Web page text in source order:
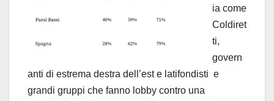
ia come
Coldiret
ti,
govern
anti di estrema destra dell’est e latifondisti e
grandi gruppi che fanno lobby contro una